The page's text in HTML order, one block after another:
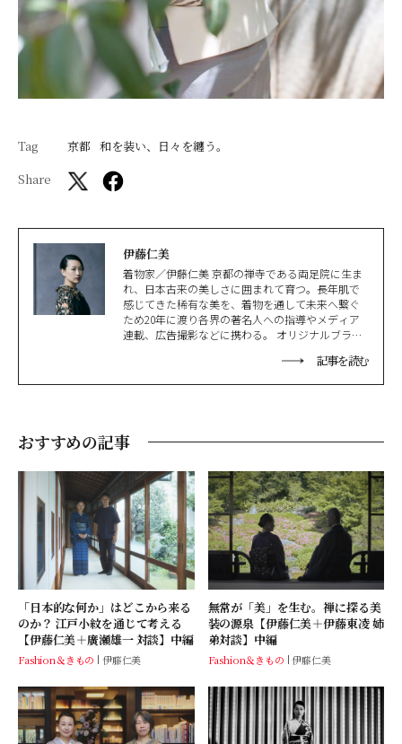
Tag 京都 和を装い、日々を纏う。
Share
伊藤仁美
着物家／伊藤仁美 京都の禅寺である両足院に生ま
れ、日本古来の美しさに囲まれて育つ。長年肌で
感じてきた稀有な美を、着物を通して未来へ繋ぐ
ため20年に渡り各界の著名人への指導やメディア
連載、広告撮影などに携わる。 オリジナルブラン
会」では、感性をひらく唯一無二の着付けの世界
を展開。その源流はうまれ育った禅寺の教えにあ
記事を読む
おすすめの記事
「日本的な何か」はどこから来る
のか？ 江戸小紋を通じて考える
【伊藤仁美＋廣瀬雄一 対談】中編
Fashion＆きもの 伊藤仁美
無常が「美」を生む。禅に探る美
装の源泉【伊藤仁美＋伊藤東凌 姉
弟対談】中編
Fashion＆きもの 伊藤仁美